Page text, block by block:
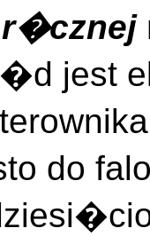
jest
do